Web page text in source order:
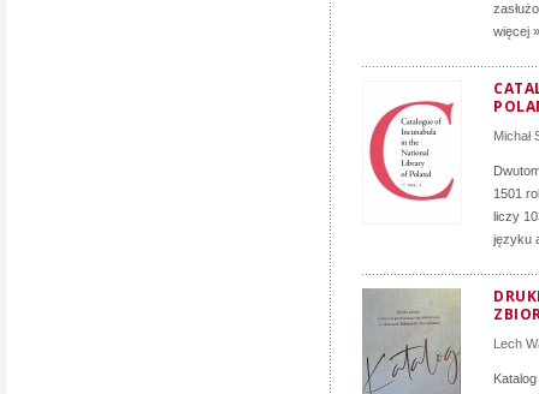
więcej »
Michał
1501
liczy
języku
Lech